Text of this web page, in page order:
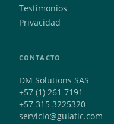
Testimonios
Privacidad
CONTACTO
DM Solutions SAS
+57 (1) 261 7191
+57 315 3225320
servicio@guiatic.com